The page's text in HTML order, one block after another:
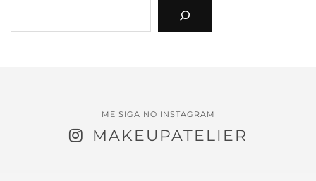
ME SIGA NO INSTAGRAM
MAKEUPATELIER